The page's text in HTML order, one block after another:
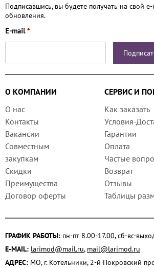
Подписавшись, вы будете получать на свой
обновления.
E-mail*
О КОМПАНИИ
СЕРВИС И
О нас
Контакты
Вакансии
Совместным
закупкам
Скидки
Преимущества
Договор оферты
Как заказать
Условия-
Гарантии
Оплата
Частые
Возврат
Отзывы
Таблицы
ГРАФИК РАБОТЫ: пн-пт 8.00-17.00, сб-вс-
E-MAIL: larimod@mail.ru, mail@larimod.ru
АДРЕС: МО, г. Котельники, 2-й Покровский